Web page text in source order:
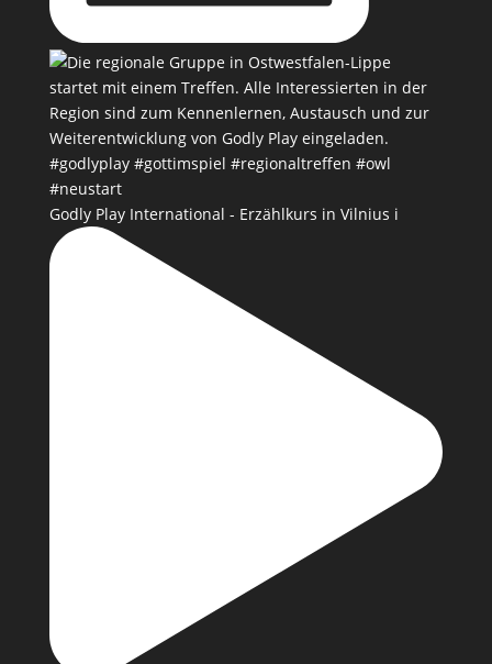
Godly Play International - Erzählkurs in Vilnius i